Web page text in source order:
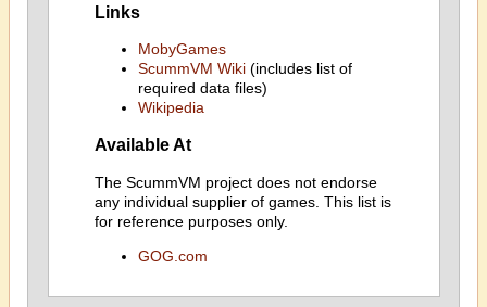
Links
MobyGames
ScummVM Wiki(includes list of
required data files)
Wikipedia
Available At
The ScummVM project does not endorse
any individual supplier of games. This list is
for reference purposes only.
GOG.com